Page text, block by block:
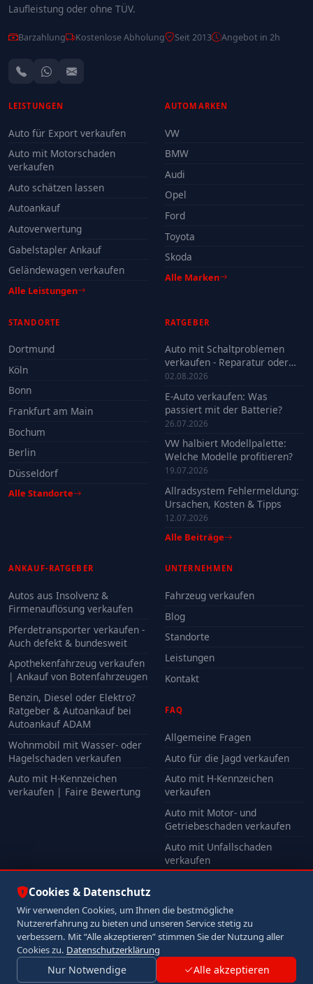
Laufleistung oder ohne TÜV.
Barzahlung Kostenlose Abholung Seit 2013 Angebot in 2h
LEISTUNGEN
Auto für Export verkaufen
Auto mit Motorschaden
verkaufen
Auto schätzen lassen
Autoankauf
Autoverwertung
Gabelstapler Ankauf
Geländewagen verkaufen
Alle Leistungen
AUTOMARKEN
VW
BMW
Audi
Opel
Ford
Toyota
Skoda
Alle Marken
STANDORTE
Dortmund
Köln
Bonn
Frankfurt am Main
Bochum
Berlin
Düsseldorf
Alle Standorte
RATGEBER
Auto mit Schaltproblemen
verkaufen - Reparatur oder
Verkauf?
02.08.2026
E-Auto verkaufen: Was
passiert mit der Batterie?
26.07.2026
VW halbiert Modellpalette:
Welche Modelle profitieren?
19.07.2026
Allradsystem Fehlermeldung:
Ursachen, Kosten & Tipps
12.07.2026
Alle Beiträge
ANKAUF-RATGEBER
Autos aus Insolvenz &
Firmenauflösung verkaufen
Pferdetransporter verkaufen -
Auch defekt & bundesweit
Apothekenfahrzeug verkaufen
| Ankauf von Botenfahrzeugen
Benzin, Diesel oder Elektro?
Ratgeber & Autoankauf bei
Autoankauf ADAM
Wohnmobil mit Wasser- oder
Hagelschaden verkaufen
Auto mit H-Kennzeichen
verkaufen | Faire Bewertung
UNTERNEHMEN
Fahrzeug verkaufen
Blog
Standorte
Leistungen
Kontakt
FAQ
Allgemeine Fragen
Auto für die Jagd verkaufen
Auto mit H-Kennzeichen
verkaufen
Auto mit Motor- und
Getriebeschaden verkaufen
Auto mit Unfallschaden
verkaufen
© 2026 Autoankauf ADAM. Alle Rechte vorbehalten.
ImpressumDatenschutz
Cookies & Datenschutz
Wir verwenden Cookies, um Ihnen die bestmögliche
Nutzererfahrung zu bieten und unseren Service stetig zu
verbessern. Mit “Alle akzeptieren” stimmen Sie der Nutzung aller
Cookies zu. Datenschutzerklärung
Nur Notwendige Alle akzeptieren